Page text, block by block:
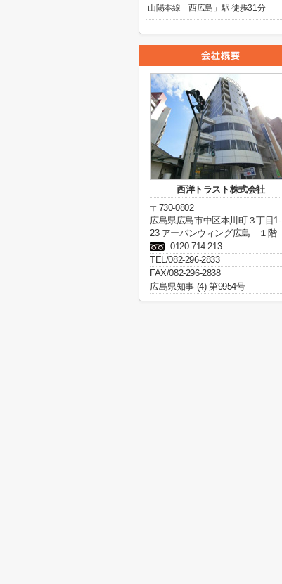
山陽本線「西広島」駅 徒歩31分
西洋トラスト株式会社
〒730-0802
広島県広島市中区本川町３丁目1-
23 アーバンウィング広島 １階
0120-714-213
TEL/082-296-2833
FAX/082-296-2838
広島県知事 (4) 第9954号